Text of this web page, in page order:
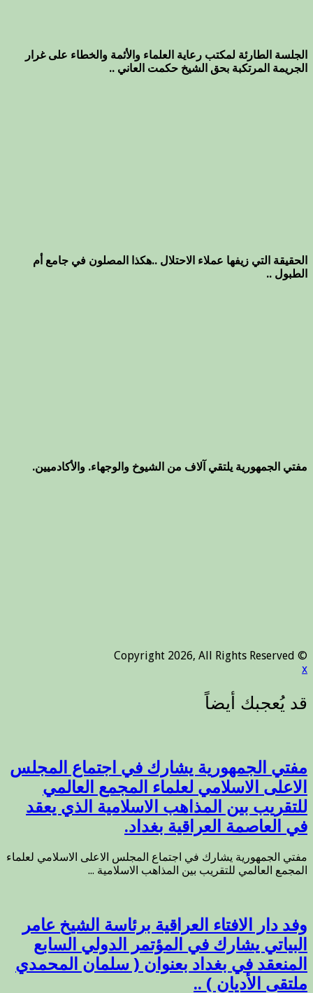
الجلسة الطارئة لمكتب رعاية العلماء والأئمة والخطاء على غرار
الجريمة المرتكبة بحق الشيخ حكمت العاني ..
الحقيقة التي زيفها عملاء الاحتلال ..هكذا المصلون في جامع أم
الطبول ..
مفتي الجمهورية يلتقي آلاف من الشيوخ والوجهاء. والأكادميين.
© Copyright 2026, All Rights Reserved
x
مفتي الجمهورية يشارك في اجتماع المجلس
الاعلى الاسلامي لعلماء المجمع العالمي
للتقريب بين المذاهب الاسلامية الذي يعقد
في العاصمة العراقية بغداد.
مفتي الجمهورية يشارك في اجتماع المجلس الاعلى الاسلامي لعلماء
المجمع العالمي للتقريب بين المذاهب الاسلامية ...
وفد دار الافتاء العراقية برئاسة الشيخ عامر
البياتي يشارك في المؤتمر الدولي السابع
المنعقد في بغداد بعنوان ( سلمان المحمدي
ملتقى الأديان ) ..